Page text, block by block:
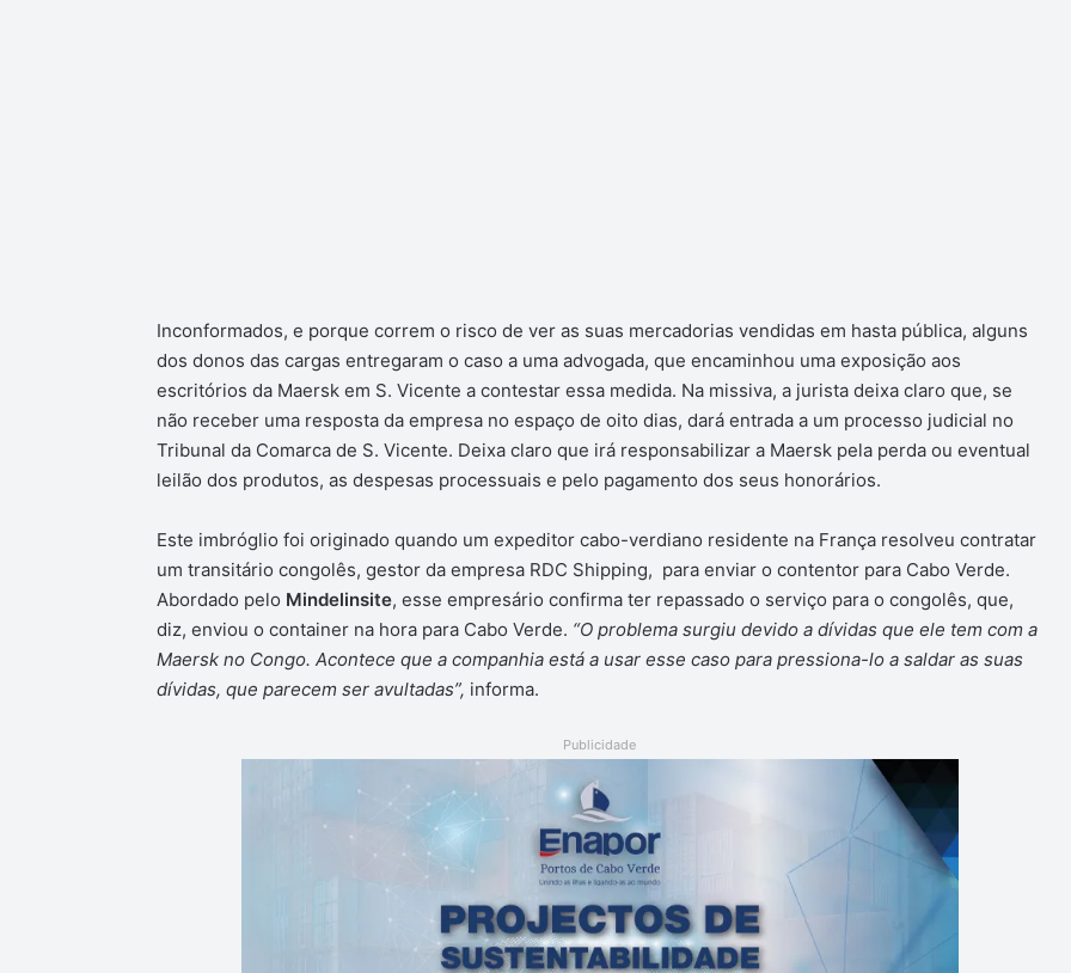
Inconformados, e porque correm o risco de ver as suas mercadorias vendidas em hasta pública, alguns
dos donos das cargas entregaram o caso a uma advogada, que encaminhou uma exposição aos
escritórios da Maersk em S. Vicente a contestar essa medida. Na missiva, a jurista deixa claro que, se
não receber uma resposta da empresa no espaço de oito dias, dará entrada a um processo judicial no
Tribunal da Comarca de S. Vicente. Deixa claro que irá responsabilizar a Maersk pela perda ou eventual
leilão dos produtos, as despesas processuais e pelo pagamento dos seus honorários.
Este imbróglio foi originado quando um expeditor cabo-verdiano residente na França resolveu contratar
um transitário congolês, gestor da empresa RDC Shipping, para enviar o contentor para Cabo Verde.
Abordado pelo Mindelinsite, esse empresário confirma ter repassado o serviço para o congolês, que,
diz, enviou o container na hora para Cabo Verde. “O problema surgiu devido a dívidas que ele tem com a
Maersk no Congo. Acontece que a companhia está a usar esse caso para pressiona-lo a saldar as suas
dívidas, que parecem ser avultadas”, informa.
Publicidade